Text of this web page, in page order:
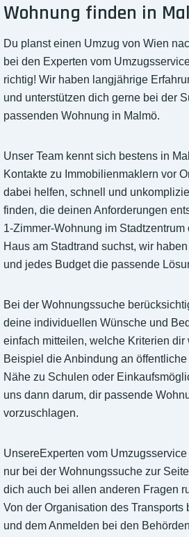
Wohnung finden in
Du planst einen Umzug von Wien
bei den Experten vom
richtig! Wir haben langjährige
und unterstützen dich gerne bei der
passenden Wohnung in Malmö.
Unser Team kennt sich bestens in
Kontakte zu Immobilienmaklern vor
dabei helfen, schnell und
finden, die deinen Anforderungen
1-Zimmer-Wohnung im
Haus am Stadtrand suchst, wir
und jedes Budget die passende
Bei der Wohnungssuche
deine individuellen Wünsche und
einfach mitteilen, welche Kriterien
Beispiel die Anbindung an
Nähe zu Schulen oder
uns dann darum, dir passende
vorzuschlagen.
UnsereExperten vom
nur bei der Wohnungssuche zur
dich auch bei allen anderen Fragen
Von der Organisation des Transports
und dem Anmelden bei den